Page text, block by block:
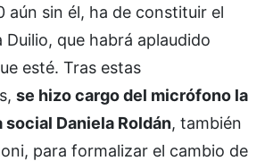
aún sin él, ha de constituir el
que habrá aplaudido
esté. Tras estas
se hizo cargo del micrófono la
Daniela Roldán, también
para formalizar el cambio de